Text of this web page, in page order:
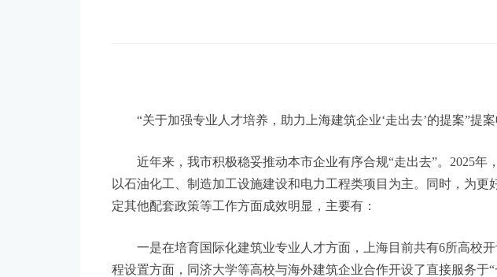
“关于加强专业人才培养，助力上海建筑企业‘走出去’的提案”提案
近年来，我市积极稳妥推动本市企业有序合规“走出去”。2025年
以石油化工、制造加工设施建设和电力工程类项目为主。同时，为